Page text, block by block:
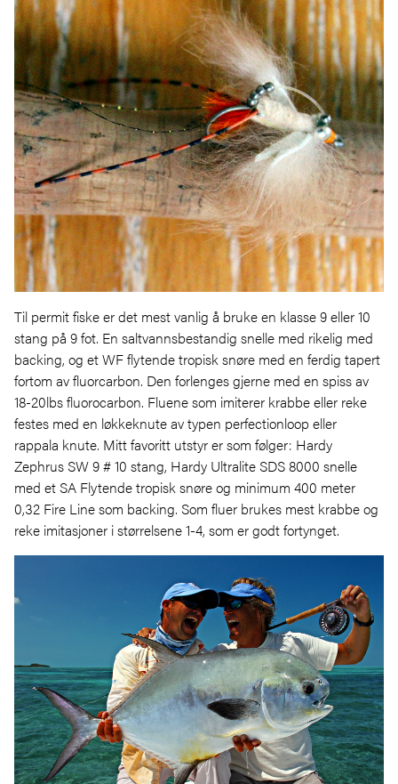
Til permit fiske er det mest vanlig å bruke en klasse 9 eller 10
stang på 9 fot. En saltvannsbestandig snelle med rikelig med
backing, og et WF flytende tropisk snøre med en ferdig tapert
fortom av fluorcarbon. Den forlenges gjerne med en spiss av
18-20lbs fluorocarbon. Fluene som imiterer krabbe eller reke
festes med en løkkeknute av typen perfectionloop eller
rappala knute. Mitt favoritt utstyr er som følger: Hardy
Zephrus SW 9 # 10 stang, Hardy Ultralite SDS 8000 snelle
med et SA Flytende tropisk snøre og minimum 400 meter
0,32 Fire Line som backing. Som fluer brukes mest krabbe og
reke imitasjoner i størrelsene 1-4, som er godt fortynget.